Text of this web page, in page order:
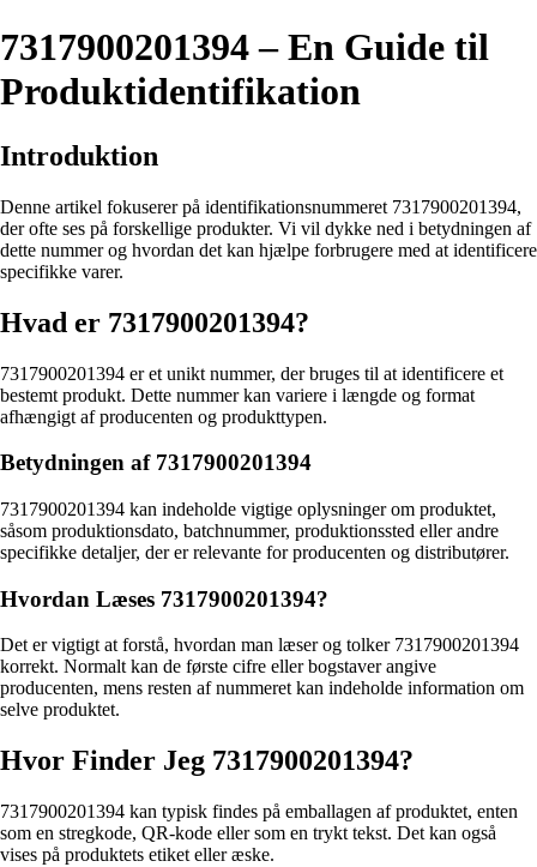
7317900201394 – En Guide til
Produktidentifikation
Introduktion
Denne artikel fokuserer på identifikationsnummeret 7317900201394,
der ofte ses på forskellige produkter. Vi vil dykke ned i betydningen af
dette nummer og hvordan det kan hjælpe forbrugere med at identificere
specifikke varer.
Hvad er 7317900201394?
7317900201394 er et unikt nummer, der bruges til at identificere et
bestemt produkt. Dette nummer kan variere i længde og format
afhængigt af producenten og produkttypen.
Betydningen af 7317900201394
7317900201394 kan indeholde vigtige oplysninger om produktet,
såsom produktionsdato, batchnummer, produktionssted eller andre
specifikke detaljer, der er relevante for producenten og distributører.
Hvordan Læses 7317900201394?
Det er vigtigt at forstå, hvordan man læser og tolker 7317900201394
korrekt. Normalt kan de første cifre eller bogstaver angive
producenten, mens resten af nummeret kan indeholde information om
selve produktet.
Hvor Finder Jeg 7317900201394?
7317900201394 kan typisk findes på emballagen af produktet, enten
som en stregkode, QR-kode eller som en trykt tekst. Det kan også
vises på produktets etiket eller æske.